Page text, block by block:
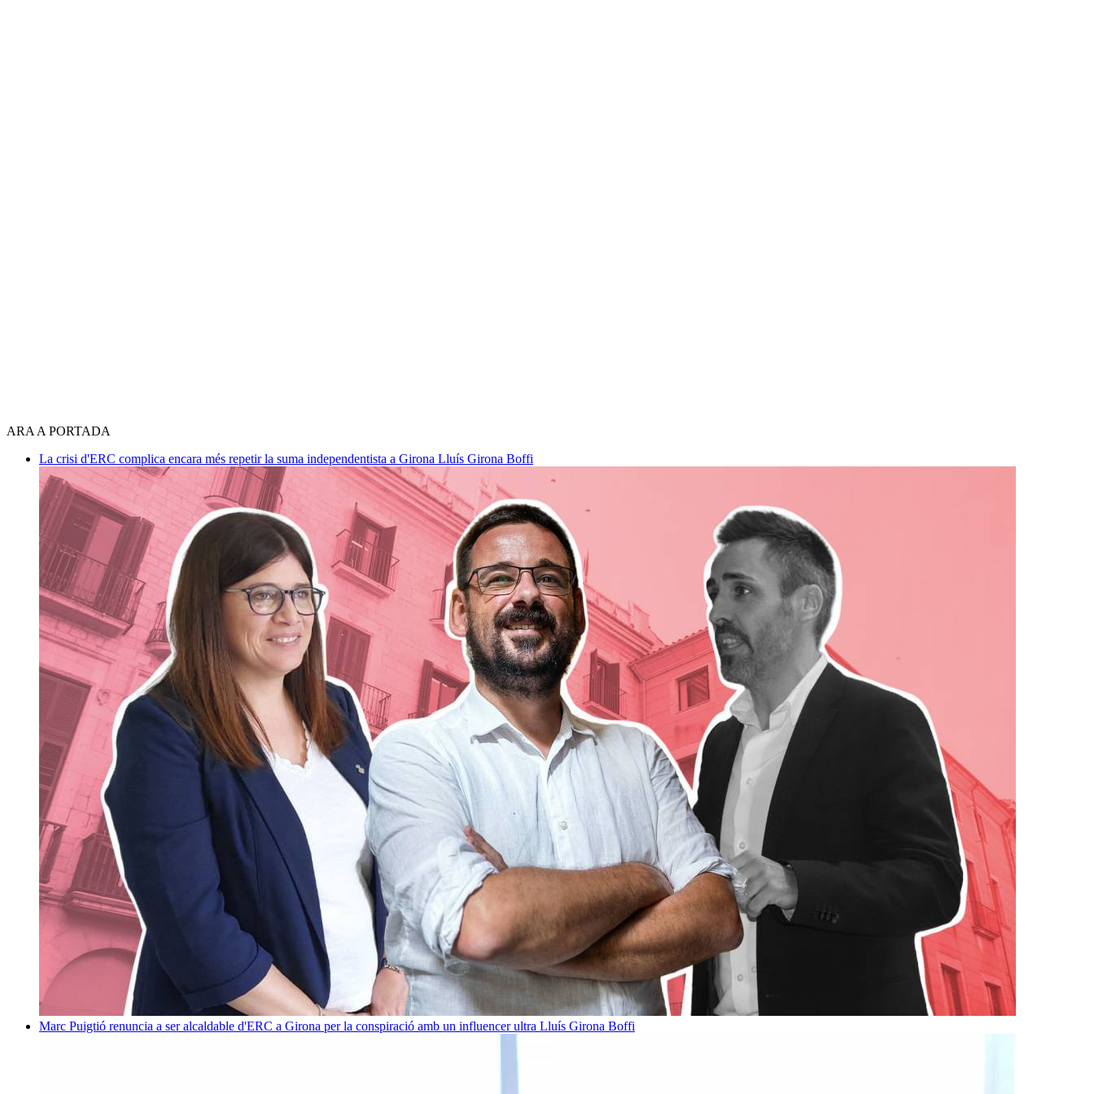
ARA A PORTADA
La crisi d'ERC complica encara més repetir la suma independentista a Girona Lluís Girona Boffi
Marc Puigtió renuncia a ser alcaldable d'ERC a Girona per la conspiració amb un influencer ultra Lluís Girona Boffi